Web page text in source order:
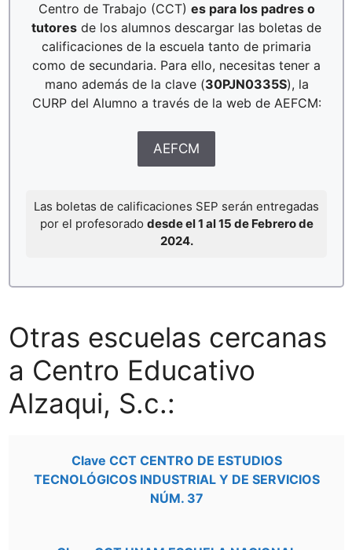
Centro de Trabajo (CCT) es para los padres o
tutores de los alumnos descargar las boletas de
calificaciones de la escuela tanto de primaria
como de secundaria. Para ello, necesitas tener a
mano además de la clave (30PJN0335S), la
CURP del Alumno a través de la web de AEFCM:
AEFCM
Las boletas de calificaciones SEP serán entregadas
por el profesorado desde el 1 al 15 de Febrero de
2024.
Otras escuelas cercanas
a Centro Educativo
Alzaqui, S.c.:
Clave CCT CENTRO DE ESTUDIOS
TECNOLÓGICOS INDUSTRIAL Y DE SERVICIOS
NÚM. 37